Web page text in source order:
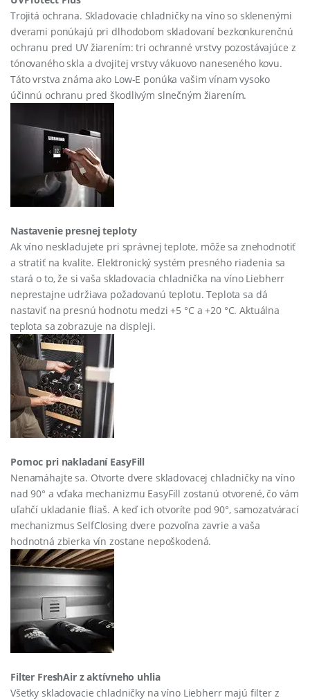
Trojitá ochrana. Skladovacie chladničky na víno so sklenenými
dverami ponúkajú pri dlhodobom skladovaní bezkonkurenčnú
ochranu pred UV žiarením: tri ochranné vrstvy pozostávajúce z
tónovaného skla a dvojitej vrstvy vákuovo naneseného kovu.
Táto vrstva známa ako Low-E ponúka vašim vínam vysoko
účinnú ochranu pred škodlivým slnečným žiarením.
Nastavenie presnej teploty
Ak víno neskladujete pri správnej teplote, môže sa znehodnotiť
a stratiť na kvalite. Elektronický systém presného riadenia sa
stará o to, že si vaša skladovacia chladnička na víno Liebherr
neprestajne udržiava požadovanú teplotu. Teplota sa dá
nastaviť na presnú hodnotu medzi +5 °C a +20 °C. Aktuálna
teplota sa zobrazuje na displeji.
Pomoc pri nakladaní EasyFill
Nenamáhajte sa. Otvorte dvere skladovacej chladničky na víno
nad 90° a vďaka mechanizmu EasyFill zostanú otvorené, čo vám
uľahčí ukladanie fliaš. A keď ich otvoríte pod 90°, samozatvárací
mechanizmus SelfClosing dvere pozvoľna zavrie a vaša
hodnotná zbierka vín zostane nepoškodená.
Filter FreshAir z aktívneho uhlia
Všetky skladovacie chladničky na víno Liebherr majú filter z